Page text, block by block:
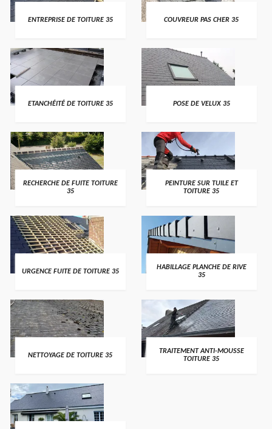
ENTREPRISE DE TOITURE 35 COUVREUR PAS CHER 35
ETANCHÉITÉ DE TOITURE 35 POSE DE VELUX 35
RECHERCHE DE FUITE TOITURE
35
PEINTURE SUR TUILE ET
TOITURE 35
URGENCE FUITE DE TOITURE 35
HABILLAGE PLANCHE DE RIVE
35
NETTOYAGE DE TOITURE 35
TRAITEMENT ANTI-MOUSSE
TOITURE 35